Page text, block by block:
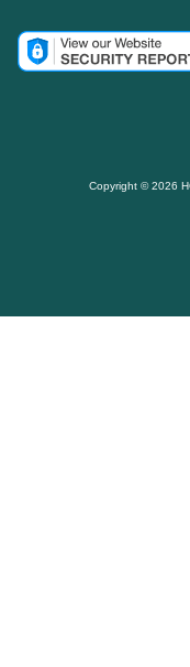
Copyright © 2026